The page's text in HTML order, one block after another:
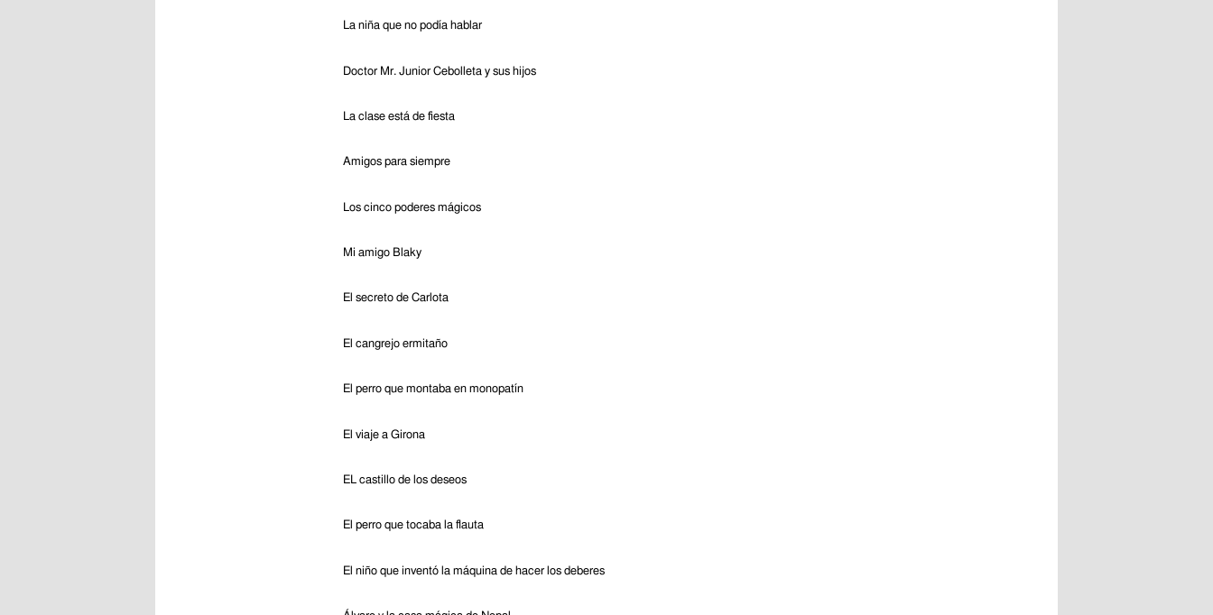
La niña que no podía hablar
Doctor Mr. Junior Cebolleta y sus hijos
La clase está de fiesta
Amigos para siempre
Los cinco poderes mágicos
Mi amigo Blaky
El secreto de Carlota
El cangrejo ermitaño
El perro que montaba en monopatín
El viaje a Girona
EL castillo de los deseos
El perro que tocaba la flauta
El niño que inventó la máquina de hacer los deberes